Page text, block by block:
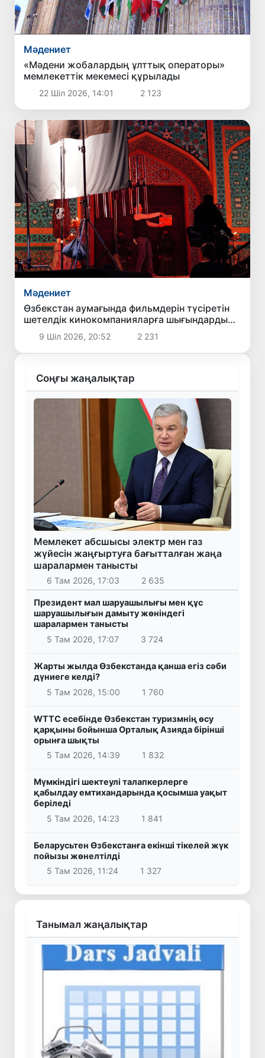
Мәдениет
«Мәдени жобалардың ұлттық операторы»
мемлекеттік мекемесі құрылады
22 Шіл 2026, 14:01 2 123
Мәдениет
Өзбекстан аумағында фильмдерін түсіретін
шетелдік кинокомпанияларға шығындардың
бір бөлігі өтеледі
9 Шіл 2026, 20:52 2 231
Соңғы жаңалықтар
Мемлекет абсшысы электр мен газ
жүйесін жаңғыртуға бағытталған жаңа
шаралармен танысты
6 Там 2026, 17:03 2 635
Президент мал шаруашылығы мен құс
шаруашылығын дамыту жөніндегі
шаралармен танысты
5 Там 2026, 17:07
3 724
Жарты жылда Өзбекстанда қанша егіз сәби
дүниеге келді?
5 Там 2026, 15:00
1 760
WTTC есебінде Өзбекстан туризмнің өсу
қарқыны бойынша Орталық Азияда бірінші
орынға шықты
5 Там 2026, 14:39
1 832
Мүмкіндігі шектеулі талапкерлерге
қабылдау емтихандарында қосымша уақыт
беріледі
5 Там 2026, 14:23
1 841
Беларусьтен Өзбекстанға екінші тікелей жүк
пойызы жөнелтілді
5 Там 2026, 11:24
1 327
Танымал жаңалықтар